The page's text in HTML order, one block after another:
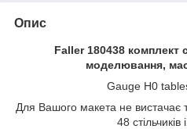
Опис
Faller 180438 комплект
моделювання,
Gauge H0
Для Вашого макета не вистачає
48 стільчиків